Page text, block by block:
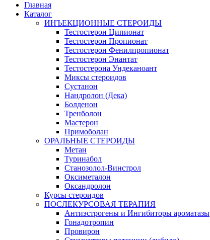
Главная
Каталог
ИНЪЕКЦИОННЫЕ СТЕРОИДЫ
Тестостерон Ципионат
Тестостерон Пропионат
Тестостерон Фенилпропионат
Тестостерон Энантат
Тестостерона Ундеканоант
Миксы стероидов
Сустанон
Нандролон (Дека)
Болденон
Тренболон
Мастерон
Примоболан
ОРАЛЬНЫЕ СТЕРОИДЫ
Метан
Туринабол
Станозолол-Винстрол
Оксиметалон
Оксандролон
Курсы стероидов
ПОСЛЕКУРСОВАЯ ТЕРАПИЯ
Антиэстрогены и Ингибиторы ароматазы
Гонадотропин
Провирон